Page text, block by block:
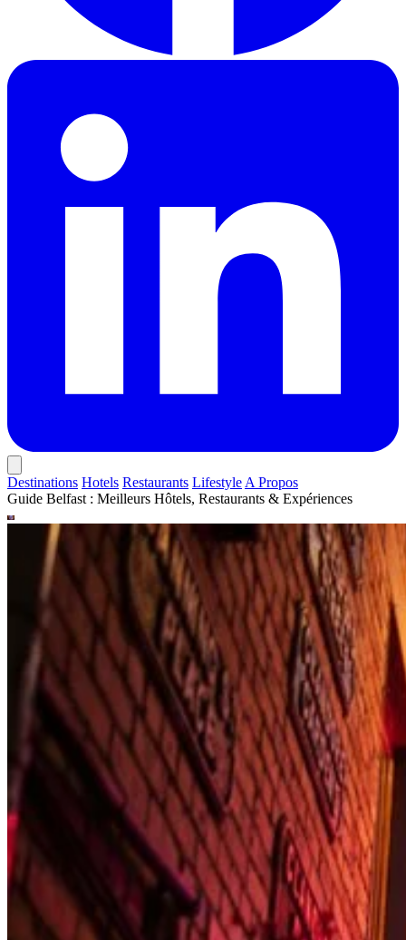
Destinations Hotels Restaurants Lifestyle A Propos
Guide Belfast : Meilleurs Hôtels, Restaurants & Expériences